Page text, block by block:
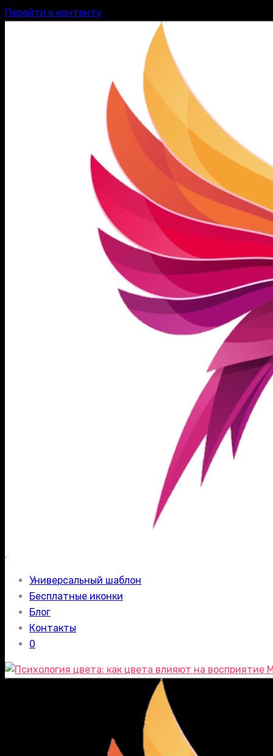
Перейти к контенту
.
Универсальный шаблон
Бесплатные иконки
Блог
Контакты
0